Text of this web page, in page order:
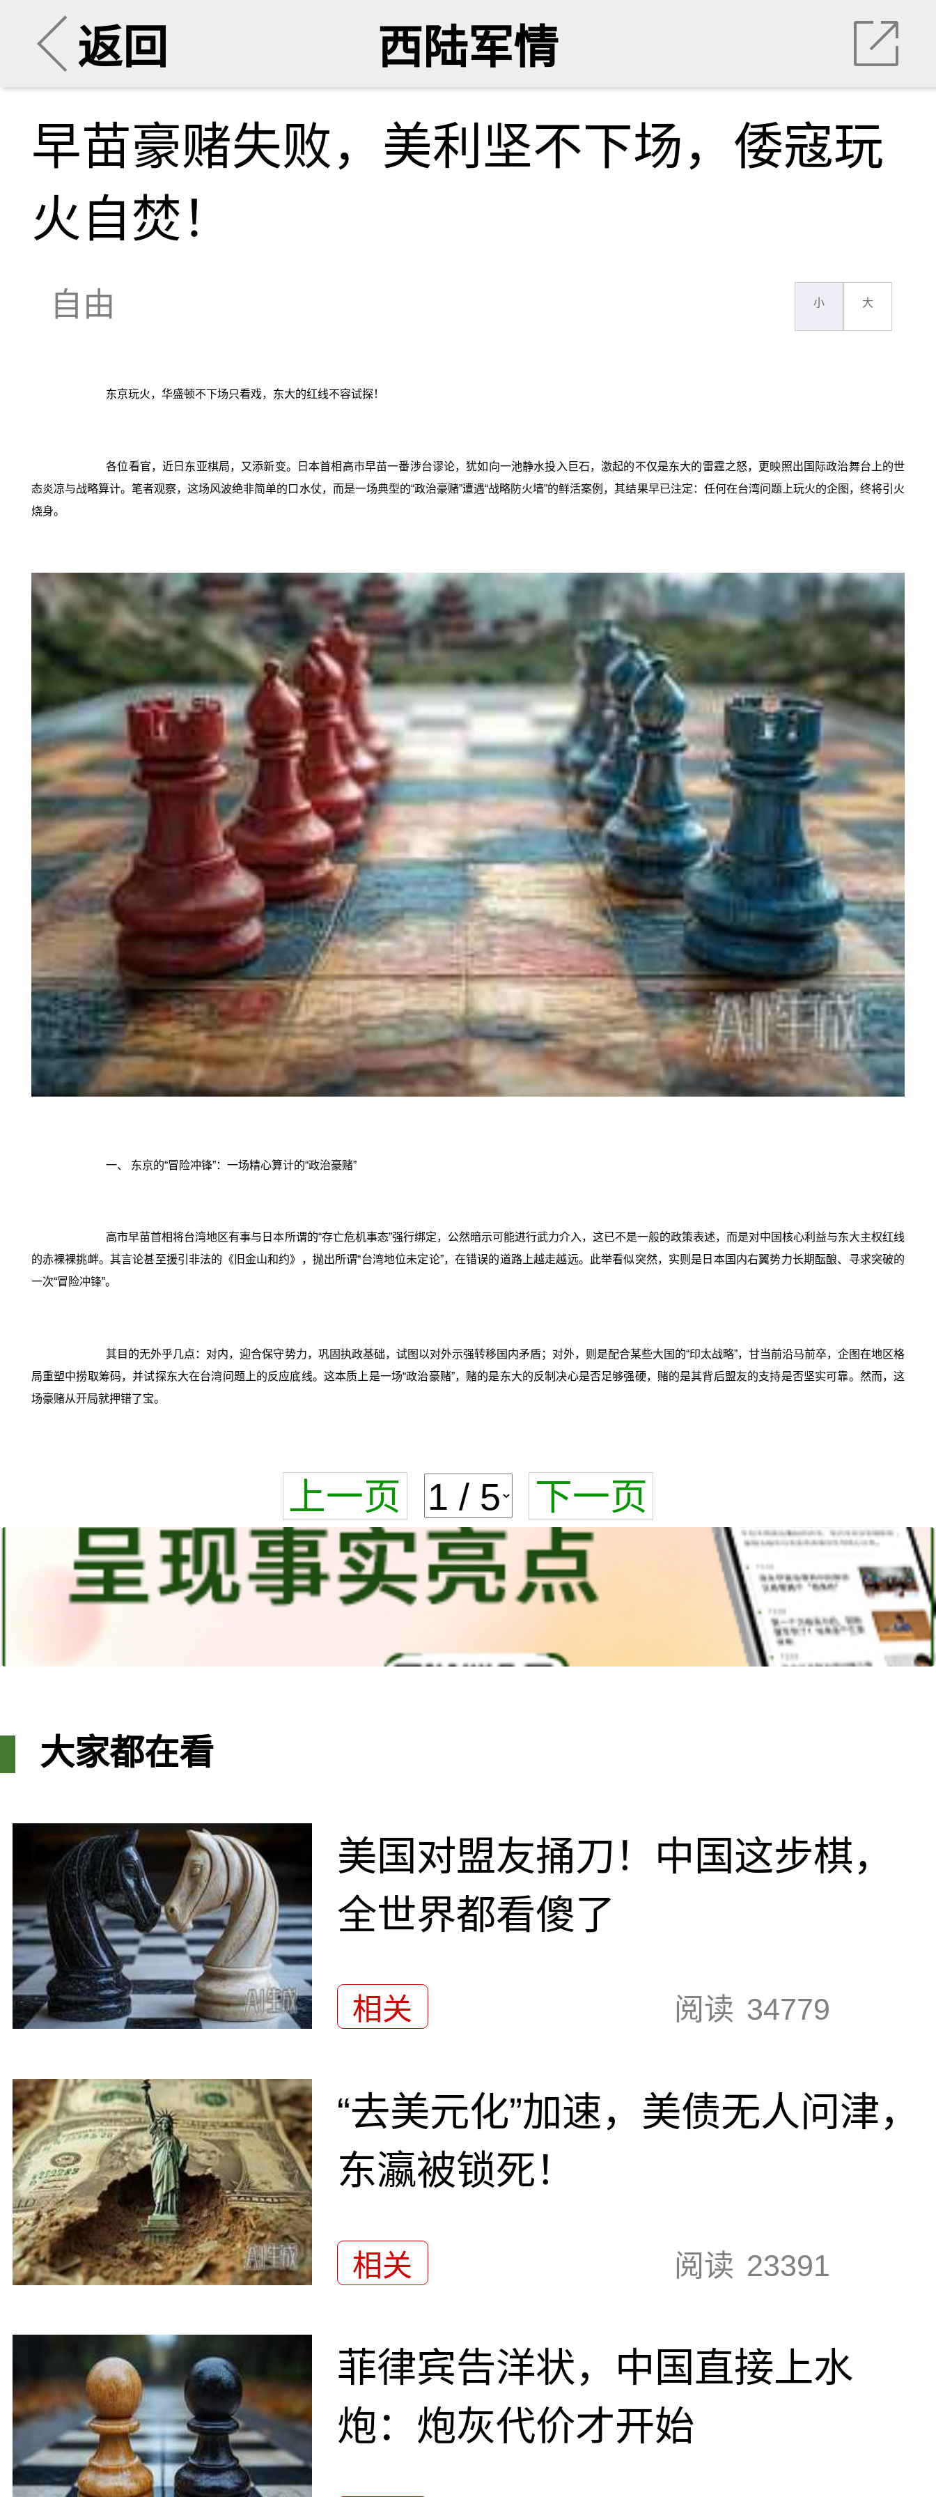
返回 西陆军情
早苗豪赌失败，美利坚不下场，倭寇玩
火自焚！
自由 小 大
东京玩火，华盛顿不下场只看戏，东大的红线不容试探！
各位看官，近日东亚棋局，又添新变。日本首相高市早苗一番涉台谬论，犹如向一池静水投入巨石，激起的不仅是东大的雷霆之怒，更映照出国际政治舞台上的世
态炎凉与战略算计。笔者观察，这场风波绝非简单的口水仗，而是一场典型的“政治豪赌”遭遇“战略防火墙”的鲜活案例，其结果早已注定：任何在台湾问题上玩火的企图，终将引火
烧身。
一、 东京的“冒险冲锋”：一场精心算计的“政治豪赌”‍
高市早苗首相将台湾地区有事与日本所谓的“存亡危机事态”强行绑定，公然暗示可能进行武力介入，这已不是一般的政策表述，而是对中国核心利益与东大主权红线
的赤裸裸挑衅。其言论甚至援引非法的《旧金山和约》，抛出所谓“台湾地位未定论”，在错误的道路上越走越远。此举看似突然，实则是日本国内右翼势力长期酝酿、寻求突破的
一次“冒险冲锋”。
其目的无外乎几点：对内，迎合保守势力，巩固执政基础，试图以对外示强转移国内矛盾；对外，则是配合某些大国的“印太战略”，甘当前沿马前卒，企图在地区格
局重塑中捞取筹码，并试探东大在台湾问题上的反应底线。这本质上是一场“政治豪赌”，赌的是东大的反制决心是否足够强硬，赌的是其背后盟友的支持是否坚实可靠。然而，这
场豪赌从开局就押错了宝。
上一页 下一页
大家都在看
美国对盟友捅刀！中国这步棋，
全世界都看傻了
相关 阅读 34779
“去美元化”加速，美债无人问津，
东瀛被锁死！
相关 阅读 23391
菲律宾告洋状，中国直接上水
炮：炮灰代价才开始